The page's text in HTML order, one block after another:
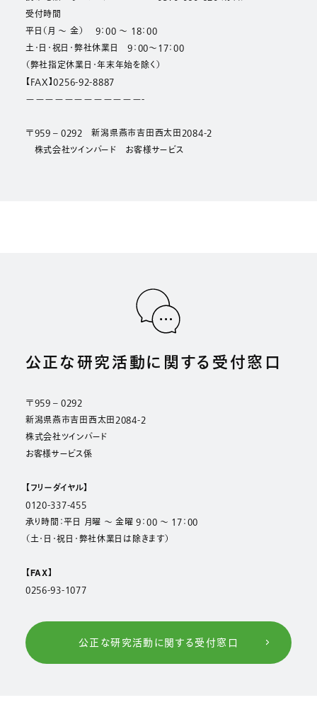
受付時間
平日（月 ～ 金） 9：00 ～ 18：00
土・日・祝日・弊社休業日 9：00～17：00
（弊社指定休業日・年末年始を除く）
【FAX】0256-92-8887
————————————-
〒959 – 0292 新潟県燕市吉田西太田2084-2
株式会社ツインバード お客様サービス
公正な研究活動に関する受付窓口
〒959 – 0292
新潟県燕市吉田西太田2084-2
株式会社ツインバード
お客様サービス係
【フリーダイヤル】
0120-337-455
承り時間：平日 月曜 ～ 金曜 9：00 ～ 17：00
（土・日・祝日・弊社休業日は除きます）
【FAX】
0256-93-1077
公正な研究活動に関する受付窓口